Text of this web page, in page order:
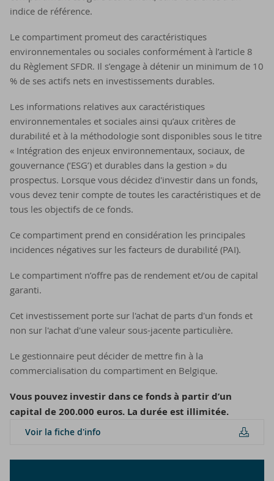
indice de référence.
Le compartiment promeut des caractéristiques
environnementales ou sociales conformément à l’article 8
du Règlement SFDR. Il s’engage à détenir un minimum de 10
% de ses actifs nets en investissements durables.
Les informations relatives aux caractéristiques
environnementales et sociales ainsi qu’aux critères de
durabilité et à la méthodologie sont disponibles sous le titre
« Intégration des enjeux environnementaux, sociaux, de
gouvernance (‘ESG’) et durables dans la gestion » du
prospectus. Lorsque vous décidez d'investir dans un fonds,
vous devez tenir compte de toutes les caractéristiques et de
tous les objectifs de ce fonds.
Ce compartiment prend en considération les principales
incidences négatives sur les facteurs de durabilité (PAI).
Le compartiment n’offre pas de rendement et/ou de capital
garanti.
Cet investissement porte sur l'achat de parts d'un fonds et
non sur l'achat d'une valeur sous-jacente particulière.
Le gestionnaire peut décider de mettre fin à la
commercialisation du compartiment en Belgique.
Vous pouvez investir dans ce fonds à partir d’un
capital de 200.000 euros. La durée est illimitée.
Voir la fiche d'in­fo